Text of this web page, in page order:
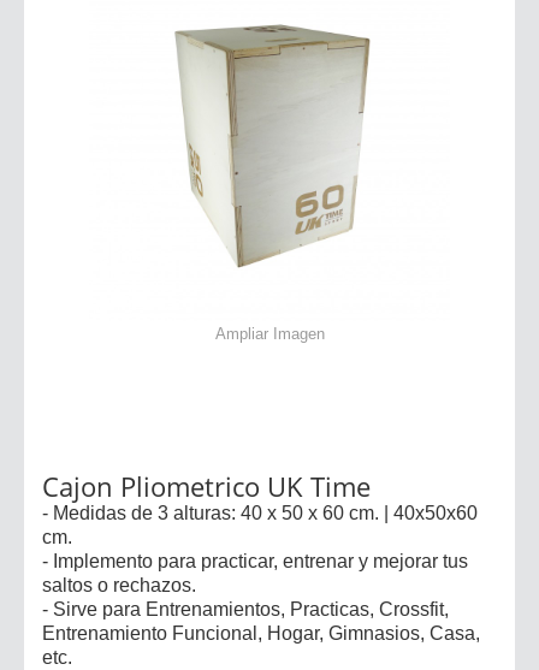
Ampliar Imagen
Cajon Pliometrico UK Time
- Medidas de 3 alturas: 40 x 50 x 60 cm. | 40x50x60
cm.
- Implemento para practicar, entrenar y mejorar tus
saltos o rechazos.
- Sirve para Entrenamientos, Practicas, Crossfit,
Entrenamiento Funcional, Hogar, Gimnasios, Casa,
etc.